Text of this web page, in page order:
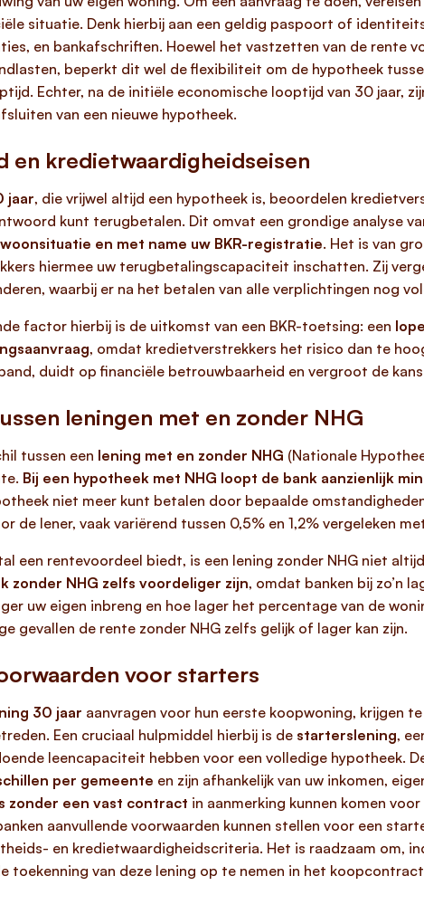
situatie. Denk hierbij aan een geldig paspoort of
en bankafschriften. Hoewel het vastzetten van de rente
beperkt dit wel de flexibiliteit om de hypotheek
Echter, na de initiële economische looptijd van 30 jaar,
van een nieuwe hypotheek.
en kredietwaardigheidseisen
jaar, die vrijwel altijd een hypotheek is, beoordelen
kunt terugbetalen. Dit omvat een grondige analyse
en met name uw BKR-registratie. Het is van
hiermee uw terugbetalingscapaciteit inschatten. Zij
waarbij er na het betalen van alle verplichtingen nog
factor hierbij is de uitkomst van een BKR-toetsing: een
, omdat kredietverstrekkers het risico dan te
duidt op financiële betrouwbaarheid en vergroot de
leningen met en zonder NHG
tussen een lening met en zonder NHG (Nationale
Bij een hypotheek met NHG loopt de bank aanzienlijk
niet meer kunt betalen door bepaalde
de lener, vaak variërend tussen 0,5% en 1,2% vergeleken
een rentevoordeel biedt, is een lening zonder NHG niet
zonder NHG zelfs voordeliger zijn, omdat banken bij zo’n
uw eigen inbreng en hoe lager het percentage van de
gevallen de rente zonder NHG zelfs gelijk of lager kan zijn.
voor starters
30 jaar aanvragen voor hun eerste koopwoning, krijgen
Een cruciaal hulpmiddel hierbij is de starterslening,
leencapaciteit hebben voor een volledige hypotheek.
per gemeente en zijn afhankelijk van uw inkomen,
zonder een vast contract in aanmerking kunnen komen
aanvullende voorwaarden kunnen stellen voor een
en kredietwaardigheidscriteria. Het is raadzaam om,
toekenning van deze lening op te nemen in het